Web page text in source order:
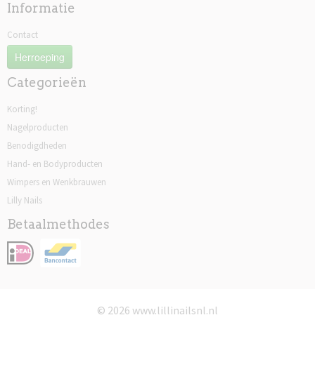
Informatie
Contact
Herroeping
Categorieën
Korting!
Nagelproducten
Benodigdheden
Hand- en Bodyproducten
Wimpers en Wenkbrauwen
Lilly Nails
Betaalmethodes
© 2026 www.lillinailsnl.nl